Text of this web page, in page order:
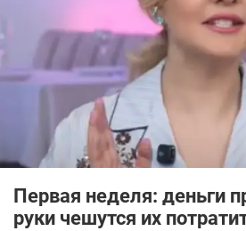
Первая неделя: деньги
руки чешутся их